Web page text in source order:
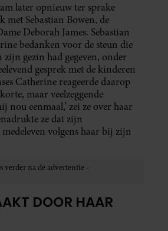
later opnieuw ter sprake
met Sebastian Bowen, de
Deborah James. Sebastian
bedanken voor de steun die
gezin had gegeven, onder
gesprek met de kinderen
Catherine reageerde daarop
maar veelzeggende
nou eenmaal,’ zei ze over haar
ze dat zijn
volgens haar bij zijn
DOOR HAAR